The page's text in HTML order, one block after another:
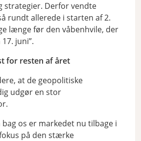
strategier. Derfor vendte
rundt allerede i starten af 2.
længe før den våbenhvile, der
juni”.
for resten af året
at de geopolitiske
udgør en stor
bag os er markedet nu tilbage i
på den stærke